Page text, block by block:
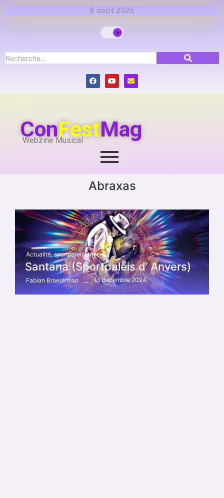
8 août 2026
ConFestMag
Webzine Musical
Abraxas
Actualité, sportpaleis anvers
Santana (Sportpaleis d’ Anvers)
Fabian Braeckman 13 décembre 2024